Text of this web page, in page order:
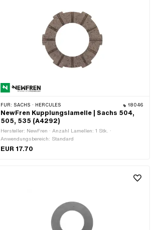
FÜR: SACHS · HERCULES 18046
NewFren Kupplungslamelle | Sachs 504,
505, 535 (A4292)
Hersteller: NewFren · Anzahl Lamellen: 1 Stk. ·
Anwendungsbereich: Standard
EUR 17.70